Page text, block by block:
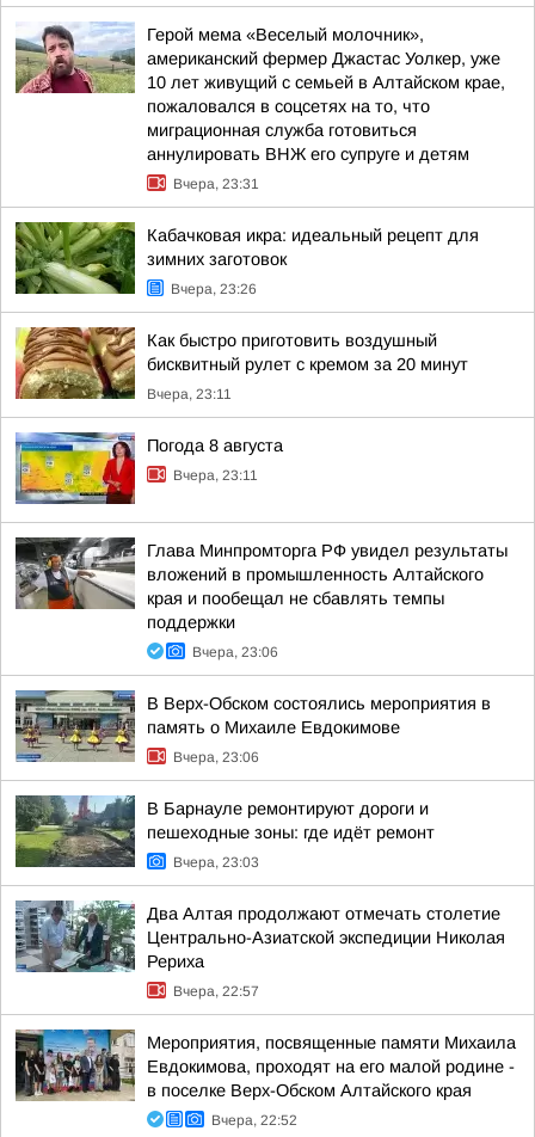
Герой мема «Веселый молочник»,
американский фермер Джастас Уолкер, уже
10 лет живущий с семьей в Алтайском крае,
пожаловался в соцсетях на то, что
миграционная служба готовиться
аннулировать ВНЖ его супруге и детям
Вчера, 23:31
Кабачковая икра: идеальный рецепт для
зимних заготовок
Вчера, 23:26
Как быстро приготовить воздушный
бисквитный рулет с кремом за 20 минут
Вчера, 23:11
Погода 8 августа
Вчера, 23:11
Глава Минпромторга РФ увидел результаты
вложений в промышленность Алтайского
края и пообещал не сбавлять темпы
поддержки
Вчера, 23:06
В Верх-Обском состоялись мероприятия в
память о Михаиле Евдокимове
Вчера, 23:06
В Барнауле ремонтируют дороги и
пешеходные зоны: где идёт ремонт
Вчера, 23:03
Два Алтая продолжают отмечать столетие
Центрально-Азиатской экспедиции Николая
Рериха
Вчера, 22:57
Мероприятия, посвященные памяти Михаила
Евдокимова, проходят на его малой родине -
в поселке Верх-Обском Алтайского края
Вчера, 22:52